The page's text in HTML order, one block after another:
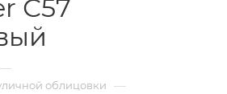
С57
—
облицовки —